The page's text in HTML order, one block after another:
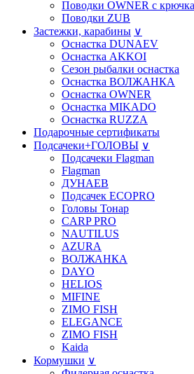
Поводки OWNER с
Поводки ZUB
Застежки, карабины ∨
Оснастка DUNAEV
Оснастка AKKOI
Сезон рыбалки оснастка
Оснастка ВОЛЖАНКА
Оснастка OWNER
Оснастка MIKADO
Оснастка RUZZA
Подарочные сертификаты
Подсачеки+ГОЛОВЫ ∨
Подсачеки Flagman
Flagman
ДУНАЕВ
Подсачек ECOPRO
Головы Тонар
CARP PRO
NAUTILUS
AZURA
ВОЛЖАНКА
DAYO
HELIOS
MIFINE
ZIMO FISH
ELEGANCE
ZIMO FISH
Kaida
Кормушки ∨